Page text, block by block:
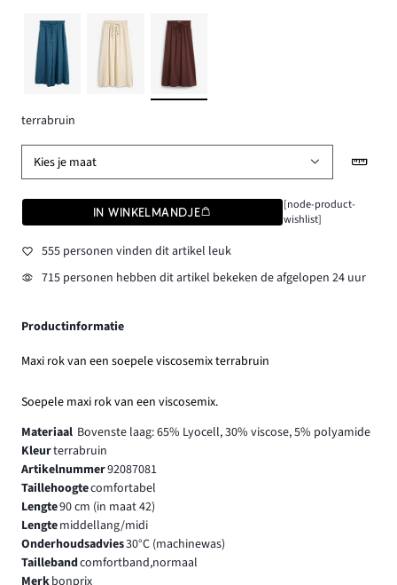
terrabruin
Kies je maat
IN WINKELMANDJE
[node-product-
wishlist]
555 personen vinden dit artikel leuk
715 personen hebben dit artikel bekeken de afgelopen 24 uur
Productinformatie
Maxi rok van een soepele viscosemix terrabruin
Soepele maxi rok van een viscosemix.
Materiaal Bovenste laag: 65% Lyocell, 30% viscose, 5% polyamide
Kleurterrabruin
Artikelnummer92087081
Taillehoogtecomfortabel
Lengte90 cm (in maat 42)
Lengtemiddellang/midi
Onderhoudsadvies30°C (machinewas)
Taillebandcomfortband,normaal
Merkbonprix